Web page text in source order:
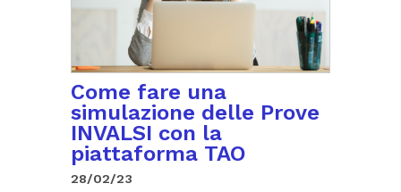
Come fare una
simulazione delle Prove
INVALSI con la
piattaforma TAO
28/02/23